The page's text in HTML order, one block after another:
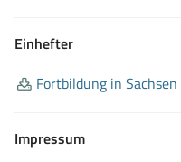
Einhefter
Fortbildung in Sachsen
Impressum